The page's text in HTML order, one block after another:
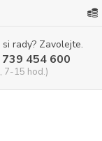
rady? Zavolejte.
454 600
7-15 hod.)